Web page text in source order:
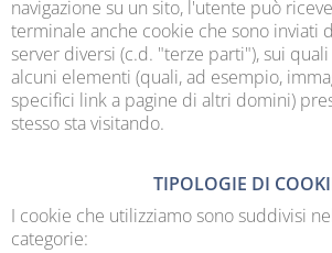
navigazione su un sito, l'utente può
terminale anche cookie che sono inviati
server diversi (c.d. "terze parti"), sui
alcuni elementi (quali, ad esempio,
specifici link a pagine di altri domini)
stesso sta visitando.
TIPOLOGIE DI
I cookie che utilizziamo sono suddivisi
categorie: